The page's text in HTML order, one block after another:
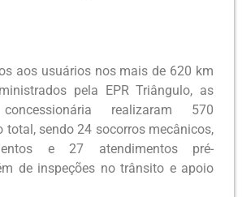
aos usuários nos mais de 620 km
pela EPR Triângulo, as
realizaram 570
total, sendo 24 socorros mecânicos,
e 27 atendimentos pré-
de inspeções no trânsito e apoio